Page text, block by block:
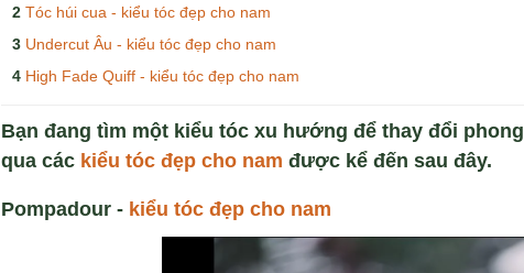
Tóc húi cua - kiểu tóc đẹp cho nam
Undercut Âu - kiểu tóc đẹp cho nam
High Fade Quiff - kiểu tóc đẹp cho nam
Bạn đang tìm một kiểu tóc xu hướng để thay đổi
qua các kiểu tóc đẹp chonam được kể đến sau đây.
Pompadour - kiểu tóc đẹp chonam